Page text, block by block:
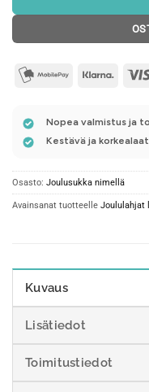
mobilepay2Klarna
Nopea valmistus ja
Kestävä ja
Osasto: Joulusukka nimellä
Avainsanat tuotteelle Joululahjat
Kuvaus
Lisätiedot
Toimitustiedot